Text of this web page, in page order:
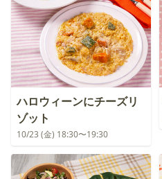
ハロウィーンにチーズリ
ゾット
10/23 (金) 18:30〜19:30